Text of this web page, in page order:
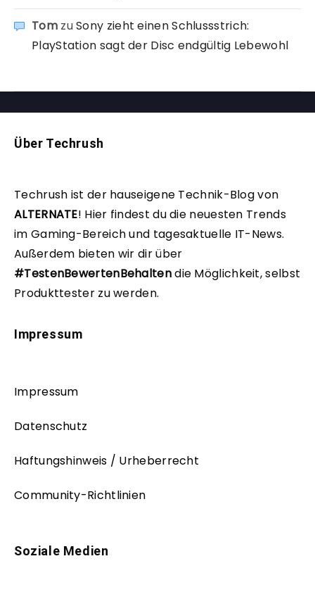
TomzuSony zieht einen Schlussstrich:
PlayStation sagt der Disc endgültig Lebewohl
Über Techrush
Techrush ist der hauseigene Technik-Blog von
ALTERNATE! Hier findest du die neuesten Trends
im Gaming-Bereich und tagesaktuelle IT-News.
Außerdem bieten wir dir über
#TestenBewertenBehaltendie Möglichkeit, selbst
Produkttester zu werden.
Impressum
Impressum
Datenschutz
Haftungshinweis / Urheberrecht
Community-Richtlinien
Soziale Medien